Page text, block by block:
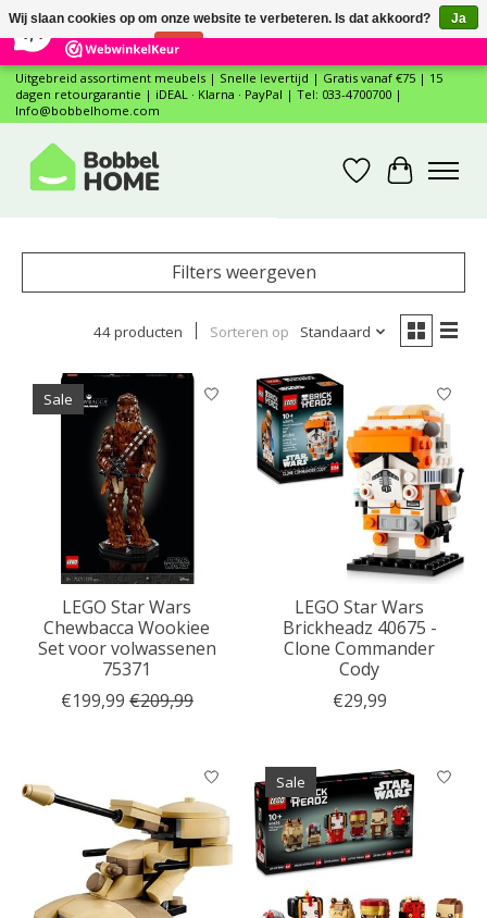
12 Reviews ×
Uitgebreid assortiment meubels | Snelle levertijd | Gratis vanaf €75 | 15
dagen retourgarantie | iDEAL · Klarna · PayPal | Tel: 033-4700700 |
Info@bobbelhome.com
Verlanglijst
Filters weergeven
44 producten Sorteren op Standaard
Sale
LEGO Star Wars
Chewbacca Wookiee
Set voor volwassenen
75371
€199,99 €209,99
LEGO Star Wars
Brickheadz 40675 -
Clone Commander
Cody
€29,99
Sale
Wij slaan cookies op om onze website te verbeteren. Is dat akkoord?
Ja
Nee